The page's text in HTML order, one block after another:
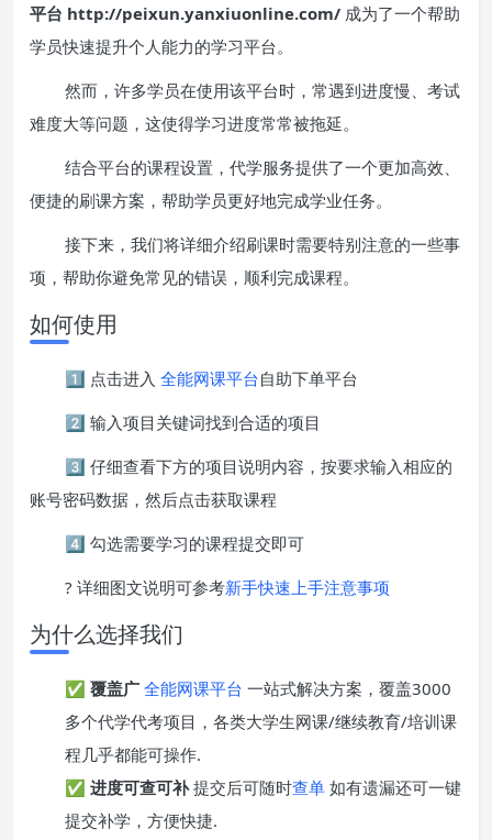
平台 http://peixun.yanxiuonline.com/ 成为了一个帮助
学员快速提升个人能力的学习平台。
然而，许多学员在使用该平台时，常遇到进度慢、考试
难度大等问题，这使得学习进度常常被拖延。
结合平台的课程设置，代学服务提供了一个更加高效、
便捷的刷课方案，帮助学员更好地完成学业任务。
接下来，我们将详细介绍刷课时需要特别注意的一些事
项，帮助你避免常见的错误，顺利完成课程。
如何使用
1️⃣ 点击进入 全能网课平台自助下单平台
2️⃣ 输入项目关键词找到合适的项目
3️⃣ 仔细查看下方的项目说明内容，按要求输入相应的
账号密码数据，然后点击获取课程
4️⃣ 勾选需要学习的课程提交即可
? 详细图文说明可参考新手快速上手注意事项
为什么选择我们
✅ 覆盖广 全能网课平台 一站式解决方案，覆盖3000
多个代学代考项目，各类大学生网课/继续教育/培训课
程几乎都能可操作.
✅ 进度可查可补提交后可随时查单 如有遗漏还可一键
提交补学，方便快捷.